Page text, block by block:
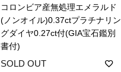
コロンビア産無処理エメラルド
(ノンオイル)0.37ctプラチナリン
グダイヤ0.27ct付(GIA宝石鑑別
書付)